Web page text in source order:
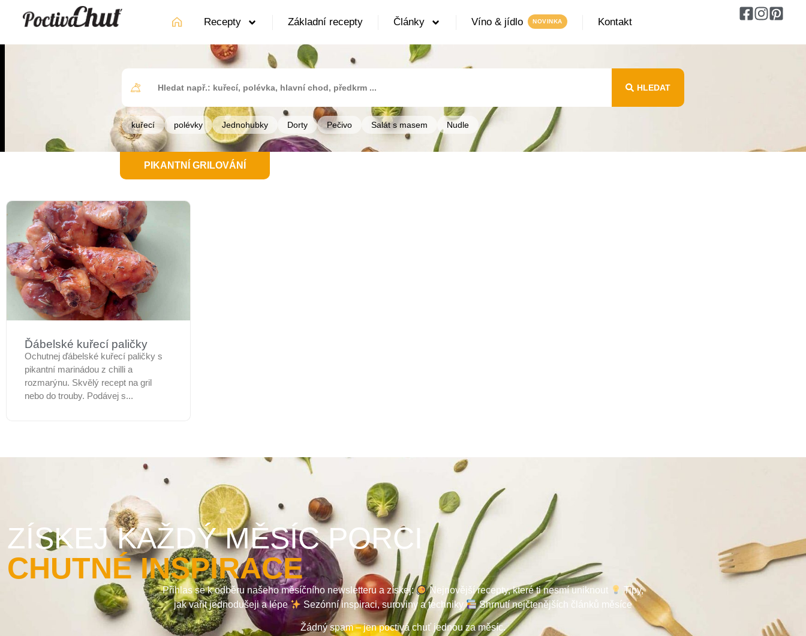
Recepty Základní recepty Články Víno & jídlo Kontakt
HLEDAT
kuřecí polévky Jednohubky Dorty Pečivo Salát s masem Nudle
PIKANTNÍ GRILOVÁNÍ
Ďábelské kuřecí paličky
Ochutnej ďábelské kuřecí paličky s
pikantní marinádou z chilli a
rozmarýnu. Skvělý recept na gril
nebo do trouby. Podávej s...
ZÍSKEJ KAŽDÝ MĚSÍC PORCI
CHUTNÉ INSPIRACE
Přihlas se k odběru našeho měsíčního newsletteru a získej: Nejnovější recepty, které ti nesmí uniknout
Tipy,
jak vařit jednodušeji a lépe
Sezónní inspiraci, suroviny a techniky Shrnutí nejčtenějších článků měsíce
Žádný spam – jen poctivá chuť jednou za měsíc.